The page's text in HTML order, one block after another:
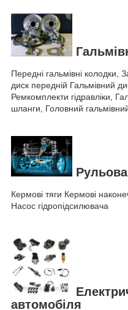
Передні гальмівні колодки,
диск передній Гальмівний
Ремкомплекти гідравліки,
шланги, Головний
Кермові тяги Кермові
Насос гідропідсилювача
автомобіля